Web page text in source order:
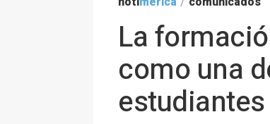
La
como una
estudiantes